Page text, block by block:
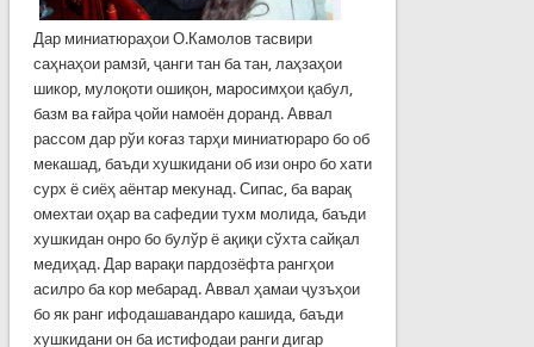
Дар миниатюраҳои О.Камолов тасвири
саҳнаҳои рамзӣ, ҷанги тан ба тан, лаҳзаҳои
шикор, мулоқоти ошиқон, маросимҳои қабул,
базм ва ғайра ҷойи намоён доранд. Аввал
рассом дар рўи коғаз тарҳи миниатюраро бо об
мекашад, баъди хушкидани об изи онро бо хати
сурх ё сиёҳ аёнтар мекунад. Сипас, ба варақ
омехтаи оҳар ва сафедии тухм молида, баъди
хушкидан онро бо булўр ё ақиқи сўхта сайқал
медиҳад. Дар варақи пардозёфта рангҳои
асилро ба кор мебарад. Аввал ҳамаи ҷузъҳои
бо як ранг ифодашавандаро кашида, баъди
хушкидани он ба истифодаи ранги дигар